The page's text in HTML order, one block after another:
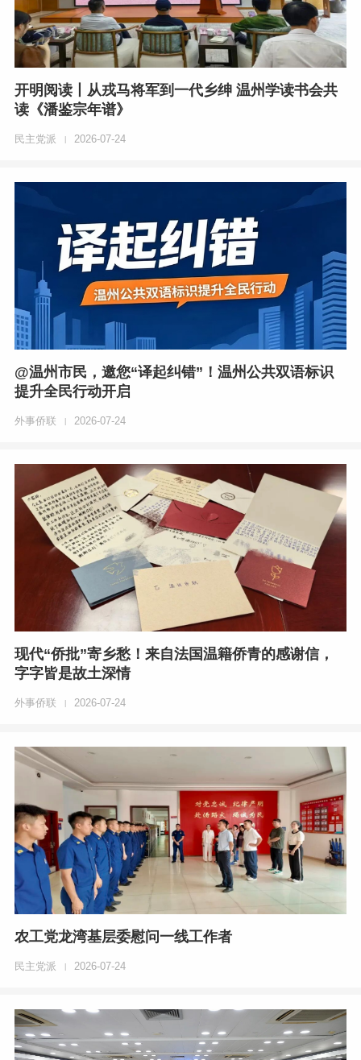
开明阅读丨从戎马将军到一代乡绅 温州学读书会共
读《潘鉴宗年谱》
民主党派 | 2026-07-24
@温州市民，邀您“译起纠错”！温州公共双语标识
提升全民行动开启
外事侨联 | 2026-07-24
现代“侨批”寄乡愁！来自法国温籍侨青的感谢信，
字字皆是故土深情
外事侨联 | 2026-07-24
农工党龙湾基层委慰问一线工作者
民主党派 | 2026-07-24